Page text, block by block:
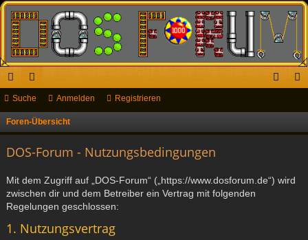
ch
ne
riff
or
en
n
Suche Anmelden Registrieren
Foren-Übersicht
DOS-Forum - Nutzungsbedingungen
Mit dem Zugriff auf „DOS-Forum“ („https://www.dosforum.de“) wird
zwischen dir und dem Betreiber ein Vertrag mit folgenden
Regelungen geschlossen:
1. Nutzungsvertrag